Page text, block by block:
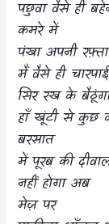
पछुवा वैसे ही
कमरे में
पंखा अपनी
मैं वैसे ही
सिर रख के
हाँ खूंटी से कुछ
बरसात
में पूरब की
नहीं होगा अब
मेज़ पर